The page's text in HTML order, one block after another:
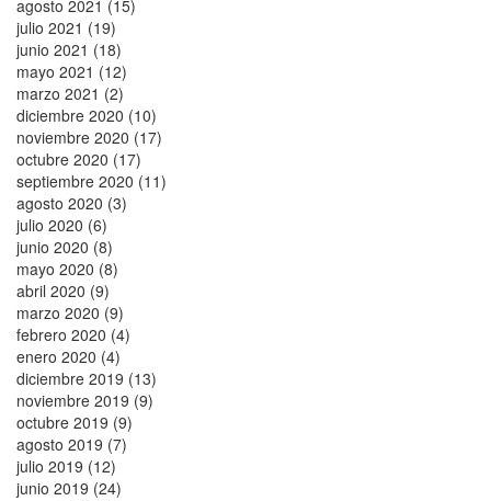
agosto 2021 (15)
julio 2021 (19)
junio 2021 (18)
mayo 2021 (12)
marzo 2021 (2)
diciembre 2020 (10)
noviembre 2020 (17)
octubre 2020 (17)
septiembre 2020 (11)
agosto 2020 (3)
julio 2020 (6)
junio 2020 (8)
mayo 2020 (8)
abril 2020 (9)
marzo 2020 (9)
febrero 2020 (4)
enero 2020 (4)
diciembre 2019 (13)
noviembre 2019 (9)
octubre 2019 (9)
agosto 2019 (7)
julio 2019 (12)
junio 2019 (24)